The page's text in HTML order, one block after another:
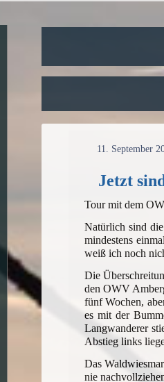
11. September
Jetzt
Tour mit dem
Natürlich sind
mindestens
weiß ich noch
Die
den OWV
fünf Wochen,
es mit der
Langwanderer
Abstieg links
Das
nie